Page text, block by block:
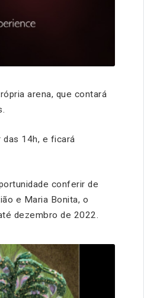
arena, que contará
das 14h, e ficará
conferir de
e Maria Bonita, o
dezembro de 2022.